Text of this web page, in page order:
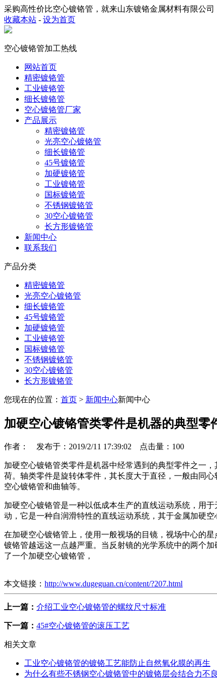
采购高性价比空心镀铬管，就来山东镀铬金属材料有限公司
收藏本站 - 设为首页
空心镀铬管加工热线
网站首页
精密镀铬管
工业镀铬管
细长镀铬管
空心镀铬管厂家
产品展示
精密镀铬管
光亮空心镀铬管
细长镀铬管
45号镀铬管
加硬镀铬管
工业镀铬管
国标镀铬管
不锈钢镀铬管
30空心镀铬管
长方形镀铬管
新闻中心
联系我们
产品分类
精密镀铬管
光亮空心镀铬管
细长镀铬管
45号镀铬管
加硬镀铬管
工业镀铬管
国标镀铬管
不锈钢镀铬管
30空心镀铬管
长方形镀铬管
您现在的位置： 首页 > 新闻中心新闻中心
加硬空心镀铬管类零件是机器的典型零
作者： 发布于：2019/2/11 17:39:02 点击量： 100
加硬空心镀铬管类零件是机器中经常遇到的典型零件之一
荷。轴类零件是旋转体零件，其长度大于直径，一般由同
空心镀铬管和曲轴等。
加硬空心镀铬管是一种以低成本生产的直线运动系统，用
动，它是一种自润滑特性的直线运动系统，其于金属加硬
在加硬空心镀铬管上，使用一般视场的目镜，视场中心的
镀铬管越远这一点越严重。当反射镜的光学系统中的两个
了一个加硬空心镀铬管，
本文链接： http://www.dugeguan.cn/content/?207.html
上一篇： 介绍工业空心镀铬管的螺纹尺寸标准
下一篇： 45#空心镀铬管的滚压工艺
相关文章
工业空心镀铬管的镀铬工艺能防止自然氧化膜的再生
为什么有些不锈钢空心镀铬管中的镀铬层会结合力不良